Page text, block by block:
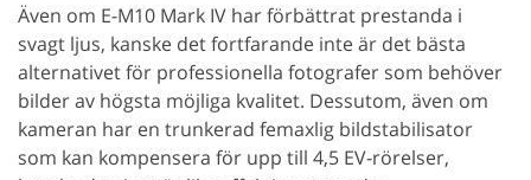
Även om E-M10 Mark IV har förbättrat prestanda i
svagt ljus, kanske det fortfarande inte är det bästa
alternativet för professionella fotografer som behöver
bilder av högsta möjliga kvalitet. Dessutom, även om
kameran har en trunkerad femaxlig bildstabilisator
som kan kompensera för upp till 4,5 EV-rörelser,